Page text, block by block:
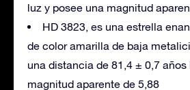
luz y posee una magnitud
HD 3823, es una estrella
de color amarilla de baja
una distancia de 81,4 ± 0,7 años
magnitud aparente de 5,88